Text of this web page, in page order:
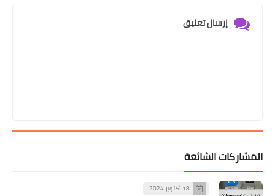
إرسال تعليق
المشاركات الشائعة
18 أكتوبر 2024